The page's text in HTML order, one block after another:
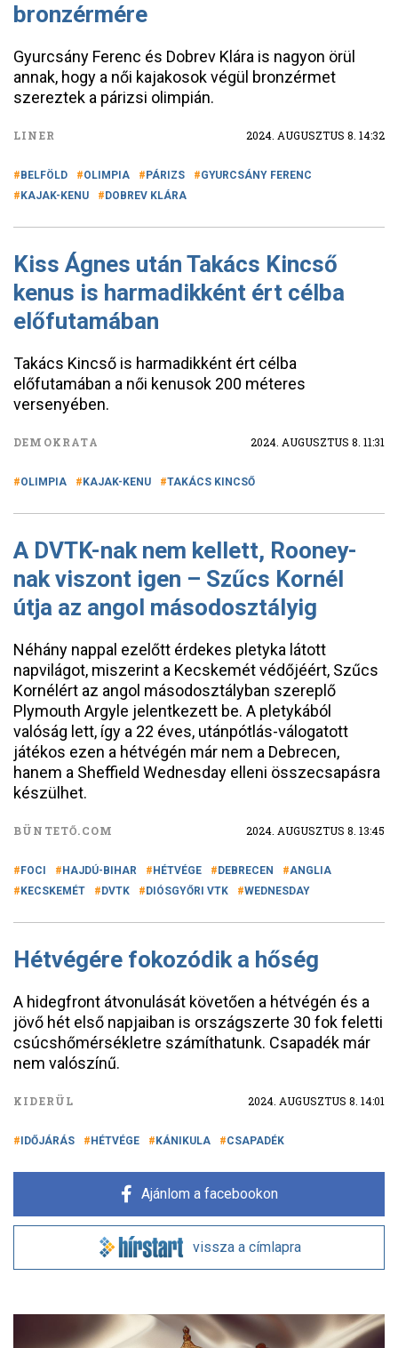
bronzérmére
Gyurcsány Ferenc és Dobrev Klára is nagyon örül
annak, hogy a női kajakosok végül bronzérmet
szereztek a párizsi olimpián.
LINER 2024. AUGUSZTUS 8. 14:32
BELFÖLD OLIMPIA PÁRIZS
GYURCSÁNY FERENC
KAJAK-KENU
DOBREV KLÁRA
Kiss Ágnes után Takács Kincső
kenus is harmadikként ért célba
előfutamában
Takács Kincső is harmadikként ért célba
előfutamában a női kenusok 200 méteres
versenyében.
DEMOKRATA 2024. AUGUSZTUS 8. 11:31
OLIMPIA KAJAK-KENU TAKÁCS KINCSŐ
A DVTK-nak nem kellett, Rooney-
nak viszont igen – Szűcs Kornél
útja az angol másodosztályig
Néhány nappal ezelőtt érdekes pletyka látott
napvilágot, miszerint a Kecskemét védőjéért, Szűcs
Kornélért az angol másodosztályban szereplő
Plymouth Argyle jelentkezett be. A pletykából
valóság lett, így a 22 éves, utánpótlás-válogatott
játékos ezen a hétvégén már nem a Debrecen,
hanem a Sheffield Wednesday elleni összecsapásra
készülhet.
BÜNTETŐ.COM 2024. AUGUSZTUS 8. 13:45
FOCI HAJDÚ-BIHAR HÉTVÉGE DEBRECEN
ANGLIA
KECSKEMÉT
DVTK DIÓSGYŐRI VTK WEDNESDAY
Hétvégére fokozódik a hőség
A hidegfront átvonulását követően a hétvégén és a
jövő hét első napjaiban is országszerte 30 fok feletti
csúcshőmérsékletre számíthatunk. Csapadék már
nem valószínű.
KIDERÜL 2024. AUGUSZTUS 8. 14:01
IDŐJÁRÁS HÉTVÉGE KÁNIKULA CSAPADÉK
Ajánlom a facebookon
vissza a címlapra